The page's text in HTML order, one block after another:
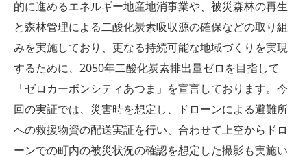
的に進めるエネルギー地産地消事業や、被災森林の再生
と森林管理による二酸化炭素吸収源の確保などの取り組
みを実施しており、更なる持続可能な地域づくりを実現
するために、2050年二酸化炭素排出量ゼロを目指して
「ゼロカーボンシティあつま」を宣言しております。今
回の実証では、災害時を想定し、ドローンによる避難所
への救援物資の配送実証を行い、合わせて上空からドロ
ーンでの町内の被災状況の確認を想定した撮影も実施い